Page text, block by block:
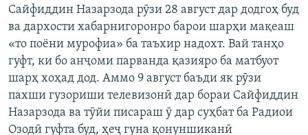
Сайфиддин Назарзода рӯзи 28 август дар додгоҳ буд
ва дархости хабарнигоронро барои шарҳи мақеаш
«то поёни мурофиа» ба таъхир надохт. Вай танҳо
гуфт, ки бо анҷоми парванда қазияро ба матбуот
шарҳ хоҳад дод. Аммо 9 август баъди як рӯзи
пахши гузориши телевизонӣ дар бораи Сайфиддин
Назарзода ва тӯйи писараш ӯ дар суҳбат ба Радиои
Озодӣ гуфта буд, ҳеҷ гуна қонуншиканӣ